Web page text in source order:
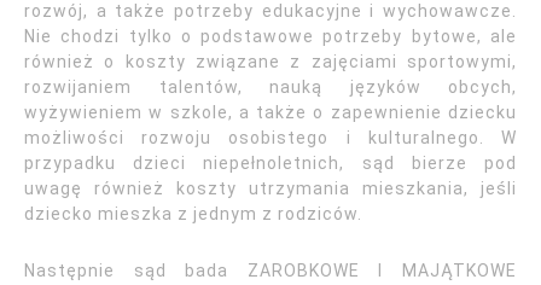
rozwój, a także potrzeby edukacyjne i wychowawcze.
Nie chodzi tylko o podstawowe potrzeby bytowe, ale
również o koszty związane z zajęciami sportowymi,
rozwijaniem talentów, nauką języków obcych,
wyżywieniem w szkole, a także o zapewnienie dziecku
możliwości rozwoju osobistego i kulturalnego. W
przypadku dzieci niepełnoletnich, sąd bierze pod
uwagę również koszty utrzymania mieszkania, jeśli
dziecko mieszka z jednym z rodziców.
Następnie sąd bada ZAROBKOWE I MAJĄTKOWE